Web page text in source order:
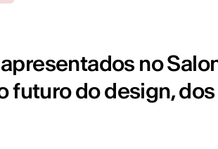
no
futuro do design,